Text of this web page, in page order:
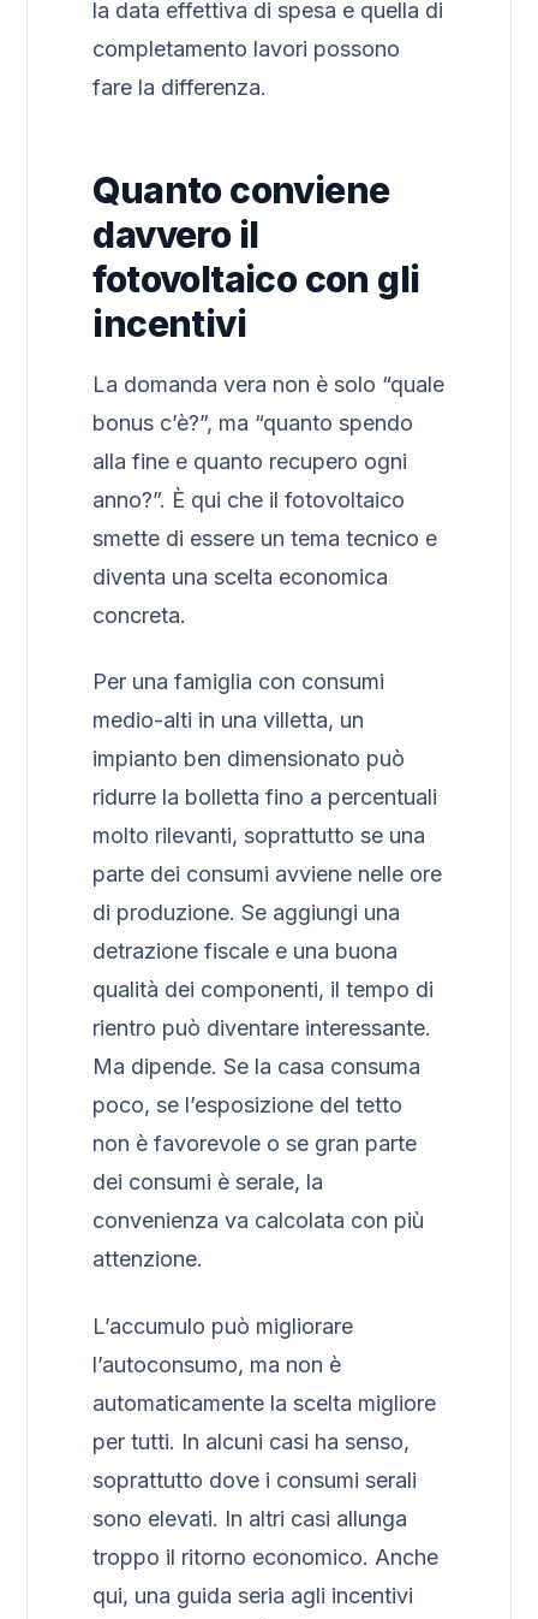
la data effettiva di spesa e quella di
completamento lavori possono
fare la differenza.
Quanto conviene
davvero il
fotovoltaico con gli
incentivi
La domanda vera non è solo “quale
bonus c’è?”, ma “quanto spendo
alla fine e quanto recupero ogni
anno?”. È qui che il fotovoltaico
smette di essere un tema tecnico e
diventa una scelta economica
concreta.
Per una famiglia con consumi
medio-alti in una villetta, un
impianto ben dimensionato può
ridurre la bolletta fino a percentuali
molto rilevanti, soprattutto se una
parte dei consumi avviene nelle ore
di produzione. Se aggiungi una
detrazione fiscale e una buona
qualità dei componenti, il tempo di
rientro può diventare interessante.
Ma dipende. Se la casa consuma
poco, se l’esposizione del tetto
non è favorevole o se gran parte
dei consumi è serale, la
convenienza va calcolata con più
attenzione.
L’accumulo può migliorare
l’autoconsumo, ma non è
automaticamente la scelta migliore
per tutti. In alcuni casi ha senso,
soprattutto dove i consumi serali
sono elevati. In altri casi allunga
troppo il ritorno economico. Anche
qui, una guida seria agli incentivi